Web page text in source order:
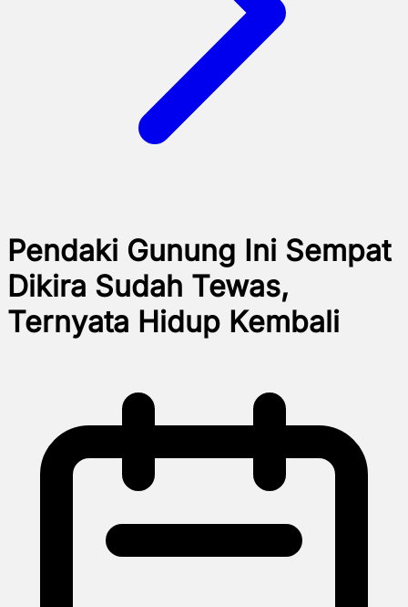
Pendaki Gunung Ini Sempat
Dikira Sudah Tewas,
Ternyata Hidup Kembali